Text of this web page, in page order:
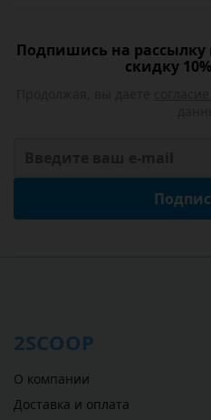
Подпишись на
скидку
2SCOOP
О компании
Доставка и оплата